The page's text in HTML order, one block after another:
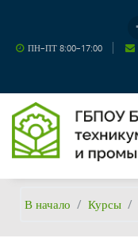
ПН–ПТ 8:00–17:00
В начало Курсы